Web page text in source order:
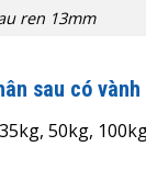
ren 13mm
sau có
50kg,